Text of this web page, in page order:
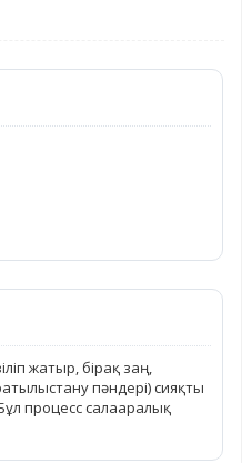
жатыр, бірақ заң,
пәндері) сияқты
процесс салааралық